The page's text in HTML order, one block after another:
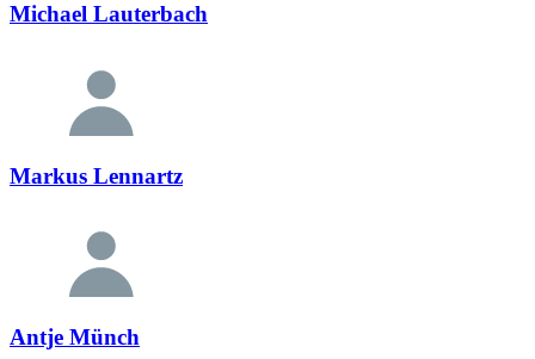
Michael Lauterbach
Markus Lennartz
Antje Münch